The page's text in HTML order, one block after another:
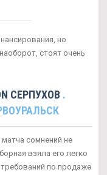
но
стоят очень
СЕРПУХОВ .
сомнений не
взяла его легко
по продаже